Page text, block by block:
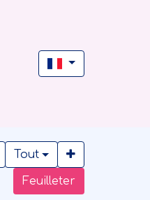
Feuilleter
Tout